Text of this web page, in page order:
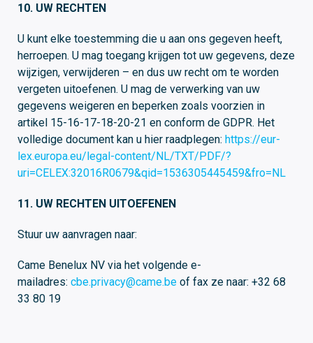
10. UW RECHTEN
U kunt elke toestemming die u aan ons gegeven heeft,
herroepen. U mag toegang krijgen tot uw gegevens, deze
wijzigen, verwijderen – en dus uw recht om te worden
vergeten uitoefenen. U mag de verwerking van uw
gegevens weigeren en beperken zoals voorzien in
artikel 15-16-17-18-20-21 en conform de GDPR. Het
volledige document kan u hier raadplegen: https://eur-
lex.europa.eu/legal-content/NL/TXT/PDF/?
uri=CELEX:32016R0679&qid=1536305445459&fro=NL
11. UW RECHTEN UITOEFENEN
Stuur uw aanvragen naar:
Came Benelux NV via het volgende e-
mailadres: cbe.privacy@came.be of fax ze naar: +32 68
33 80 19